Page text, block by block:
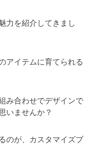
力を紹介してきまし
アイテムに育てられる
み合わせでデザインで
いませんか？
のが、カスタマイズブ